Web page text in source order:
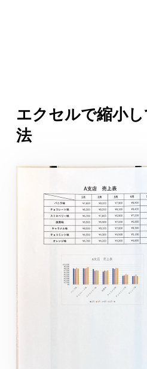
エクセルで縮小
法